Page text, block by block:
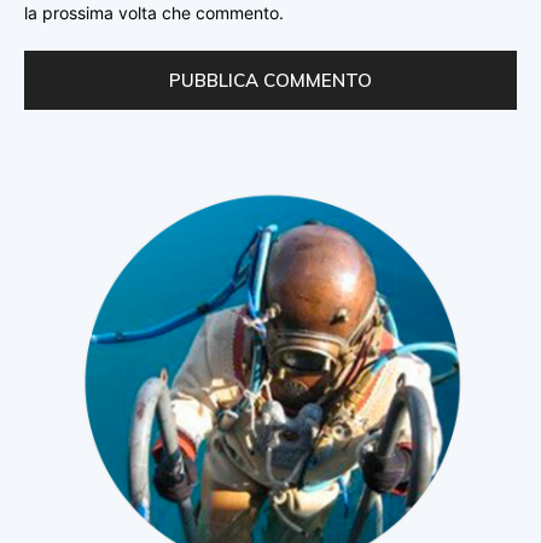
la prossima volta che commento.